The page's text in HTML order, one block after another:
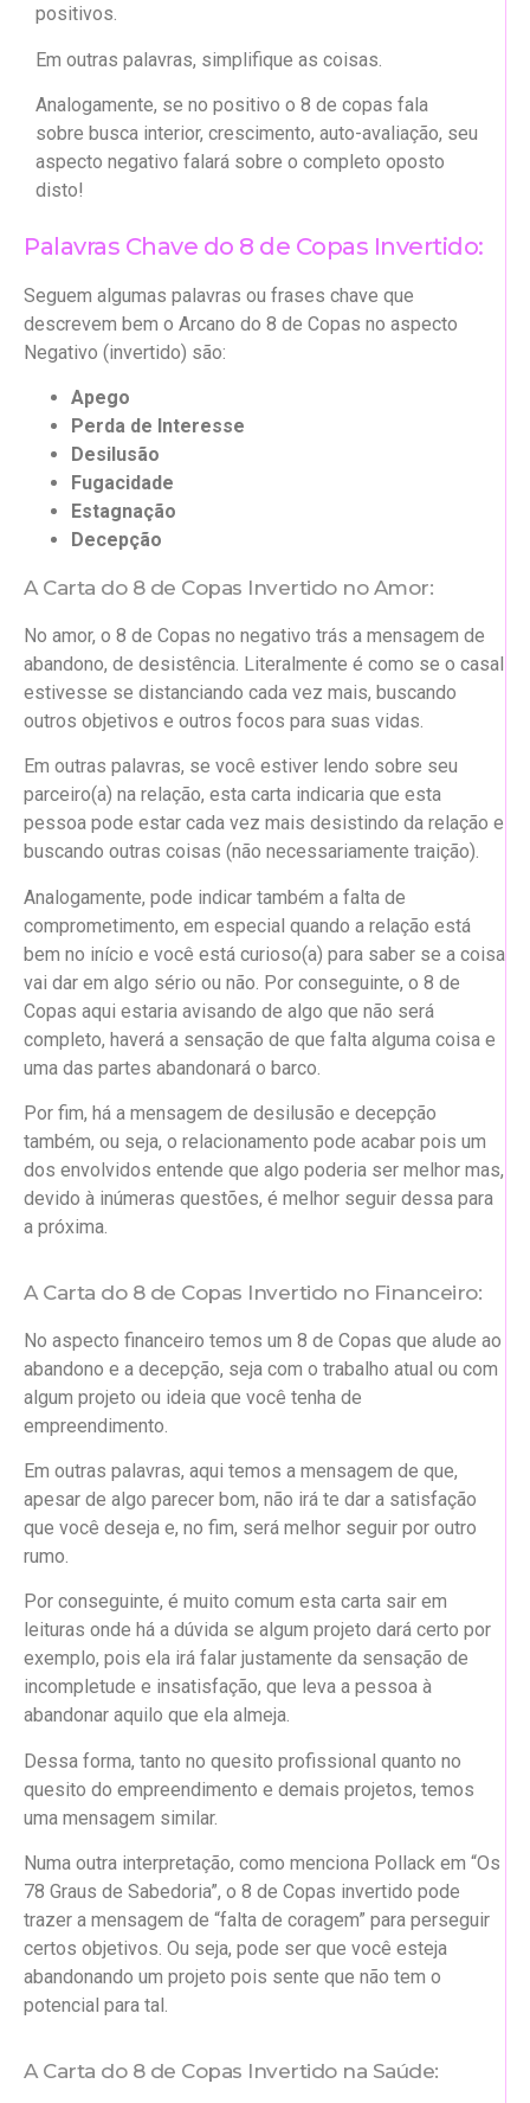
positivos.
Em outras palavras, simplifique as coisas.
Analogamente, se no positivo o 8 de copas fala
sobre busca interior, crescimento, auto-avaliação, seu
aspecto negativo falará sobre o completo oposto
disto!
Palavras Chave do 8 de Copas Invertido:
Seguem algumas palavras ou frases chave que
descrevem bem o Arcano do 8 de Copas no aspecto
Negativo (invertido) são:
Apego
Perda de Interesse
Desilusão
Fugacidade
Estagnação
Decepção
A Carta do 8 de Copas Invertido no Amor:
No amor, o 8 de Copas no negativo trás a mensagem de
abandono, de desistência. Literalmente é como se o casal
estivesse se distanciando cada vez mais, buscando
outros objetivos e outros focos para suas vidas.
Em outras palavras, se você estiver lendo sobre seu
parceiro(a) na relação, esta carta indicaria que esta
pessoa pode estar cada vez mais desistindo da relação e
buscando outras coisas (não necessariamente traição).
Analogamente, pode indicar também a falta de
comprometimento, em especial quando a relação está
bem no início e você está curioso(a) para saber se a coisa
vai dar em algo sério ou não. Por conseguinte, o 8 de
Copas aqui estaria avisando de algo que não será
completo, haverá a sensação de que falta alguma coisa e
uma das partes abandonará o barco.
Por fim, há a mensagem de desilusão e decepção
também, ou seja, o relacionamento pode acabar pois um
dos envolvidos entende que algo poderia ser melhor mas,
devido à inúmeras questões, é melhor seguir dessa para
a próxima.
A Carta do 8 de Copas Invertido no Financeiro:
No aspecto financeiro temos um 8 de Copas que alude ao
abandono e a decepção, seja com o trabalho atual ou com
algum projeto ou ideia que você tenha de
empreendimento.
Em outras palavras, aqui temos a mensagem de que,
apesar de algo parecer bom, não irá te dar a satisfação
que você deseja e, no fim, será melhor seguir por outro
rumo.
Por conseguinte, é muito comum esta carta sair em
leituras onde há a dúvida se algum projeto dará certo por
exemplo, pois ela irá falar justamente da sensação de
incompletude e insatisfação, que leva a pessoa à
abandonar aquilo que ela almeja.
Dessa forma, tanto no quesito profissional quanto no
quesito do empreendimento e demais projetos, temos
uma mensagem similar.
Numa outra interpretação, como menciona Pollack em “Os
78 Graus de Sabedoria”, o 8 de Copas invertido pode
trazer a mensagem de “falta de coragem” para perseguir
certos objetivos. Ou seja, pode ser que você esteja
abandonando um projeto pois sente que não tem o
potencial para tal.
A Carta do 8 de Copas Invertido na Saúde: